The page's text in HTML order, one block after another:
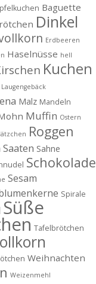
Baguette
Dinkel
Erdbeeren
Haselnüsse hell
Kuchen
Laugengebäck
Malz Mandeln
Muffin Ostern
Roggen
Saaten Sahne
Schokolade
Sesam
Spirale
Süße
Tafelbrötchen
Weihnachten
Weizenmehl